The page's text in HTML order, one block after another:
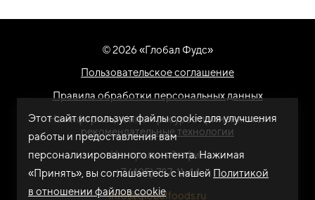
© 2026 «Глобал Фудс»
Пользовательское соглашение
Правила обработки персональных данных
На информационном ресурсе применяются
рекомендательные технологии
Центральный офис
+7 (495) 787-11-44
info@globalfoods.ru
Этот сайт использует файлы cookie для улучшения
работы и предоставления вам
персонализированного контента. Нажимая
«Принять», вы соглашаетесь с нашей Политикой
в отношении файлов cookie